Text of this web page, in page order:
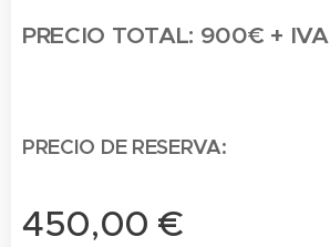
PRECIO TOTAL: 900€ + IVA
PRECIO DE RESERVA:
450,00 €